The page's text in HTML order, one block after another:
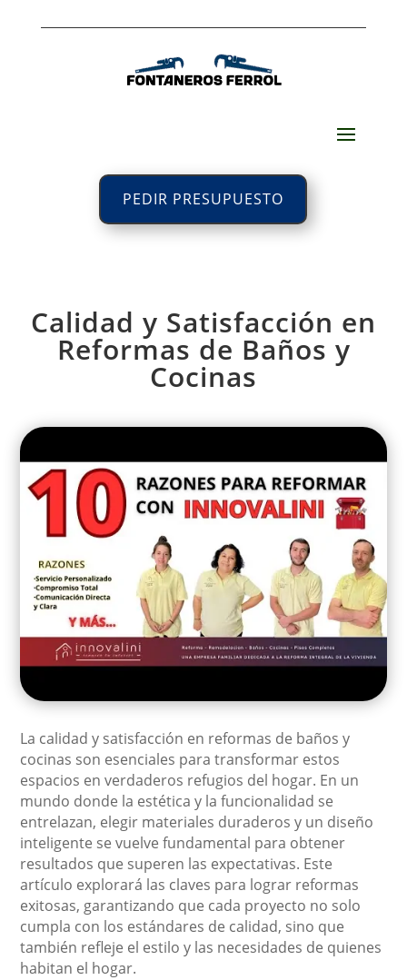
PEDIR PRESUPUESTO
Calidad y Satisfacción en
Reformas de Baños y
Cocinas
La calidad y satisfacción en reformas de baños y
cocinas son esenciales para transformar estos
espacios en verdaderos refugios del hogar. En un
mundo donde la estética y la funcionalidad se
entrelazan, elegir materiales duraderos y un diseño
inteligente se vuelve fundamental para obtener
resultados que superen las expectativas. Este
artículo explorará las claves para lograr reformas
exitosas, garantizando que cada proyecto no solo
cumpla con los estándares de calidad, sino que
también refleje el estilo y las necesidades de quienes
habitan el hogar.